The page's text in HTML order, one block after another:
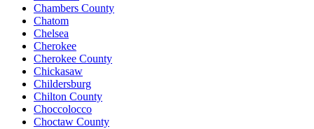
Chambers County
Chatom
Chelsea
Cherokee
Cherokee County
Chickasaw
Childersburg
Chilton County
Choccolocco
Choctaw County